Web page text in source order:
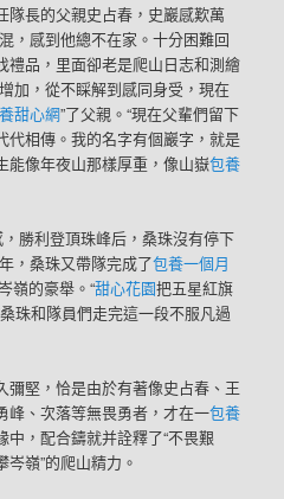
隊長的父親史占春，史巖感歎萬
，感到他總不在家。十分困難回
禮品，里面卻老是爬山日志和測繪
增加，從不睬解到感同身受，現在
甜心網”了父親。“現在父輩們留下
代相傳。我的名字有個巖字，就是
能像年夜山那樣厚重，像山嶽包養
，勝利登頂珠峰后，桑珠沒有停下
，桑珠又帶隊完成了包養一個月
嶺的豪舉。“甜心花園把五星紅旗
珠和隊員們走完這一段不服凡過
彌堅，恰是由於有著像史占春、王
峰、次落等無畏勇者，才在一包養
中，配合鑄就并詮釋了“不畏艱
嶺”的爬山精力。